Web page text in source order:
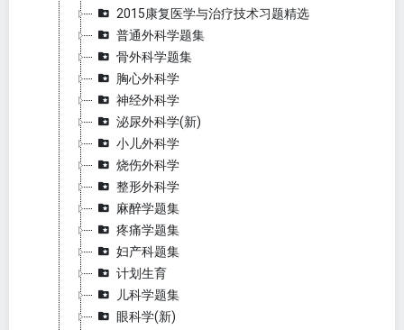
2015康复医学与治疗技术习题精选
普通外科学题集
骨外科学题集
胸心外科学
神经外科学
泌尿外科学(新)
小儿外科学
烧伤外科学
整形外科学
麻醉学题集
疼痛学题集
妇产科题集
计划生育
儿科学题集
眼科学(新)